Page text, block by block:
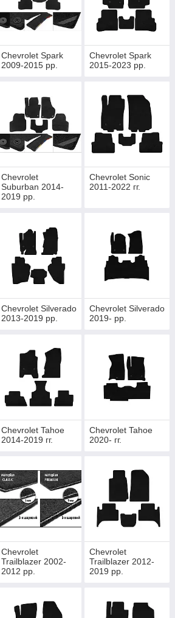
Chevrolet Spark
2009-2015 рр.
Chevrolet Spark
2015-2023 рр.
Chevrolet
Suburban 2014-
2019 рр.
Chevrolet Sonic
2011-2022 гг.
Chevrolet Silverado
2013-2019 рр.
Chevrolet Silverado
2019- рр.
Chevrolet Tahoe
2014-2019 гг.
Chevrolet Tahoe
2020- гг.
Chevrolet
Trailblazer 2002-
2012 рр.
Chevrolet
Trailblazer 2012-
2019 рр.